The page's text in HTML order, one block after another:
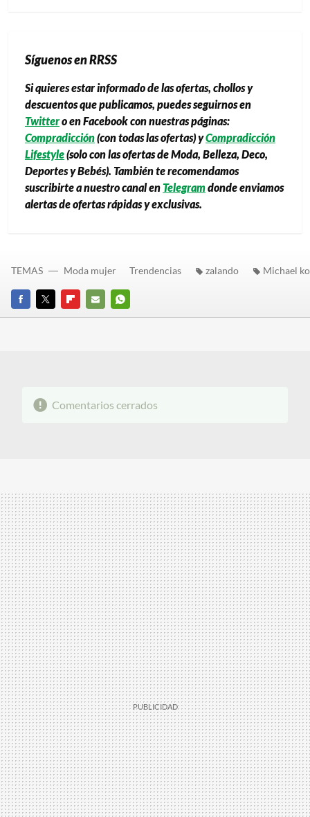
Síguenos en RRSS
Si quieres estar informado de las ofertas, chollos y
descuentos que publicamos, puedes seguirnos en
Twittero en Facebook con nuestras páginas:
Compradicción(con todas las ofertas) yCompradicción
Lifestyle(solo con las ofertas de Moda, Belleza, Deco,
Deportes y Bebés). También te recomendamos
suscribirte a nuestro canal enTelegramdonde enviamos
alertas de ofertas rápidas y exclusivas.
FACEBOOK
TWITTERFLIPBOARD
E-
WHATSAPP
TEMAS Moda mujer Trendencias zalando Michael
Comentarios cerrados